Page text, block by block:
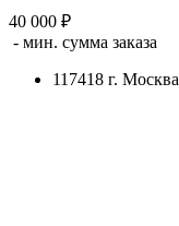
40 000 ₽
- мин. сумма заказа
117418 г. Москва